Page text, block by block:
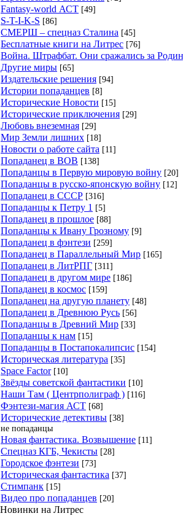
Fantasy-world АСТ [49]
S-T-I-K-S [86]
СМЕРШ – спецназ Сталина [45]
Бесплатные книги на Литрес [76]
Война. Штрафбат. Они сражались за
Другие миры [65]
Издательские решения [94]
Истории попаданцев [8]
Исторические Новости [15]
Исторические приключения [29]
Любовь внеземная [29]
Мир Земли лишних [18]
Новости о работе сайта [11]
Попаданец в ВОВ [138]
Попаданцы в Первую мировую войну [20]
Попаданцы в русско-японскую войну [12]
Попаданец в СССР [316]
Попаданцы к Петру 1 [5]
Попаданец в прошлое [88]
Попаданцы к Ивану Грозному [9]
Попаданец в фэнтези [259]
Попаданец в Параллельный Мир [165]
Попаданец в ЛитРПГ [311]
Попаданец в другом мире [186]
Попаданец в космос [159]
Попаданец на другую планету [48]
Попаданец в Древнюю Русь [56]
Попаданцы в Древний Мир [33]
Попаданцы к нам [15]
Попаданцы в Постапокалипсис [154]
Историческая литература [35]
Space Factor [10]
Звёзды советской фантастики [10]
Наши Там ( Центрполиграф ) [116]
Фэнтези-магия АСТ [68]
Исторические детективы [38]
не попаданцы
Новая фантастика. Возвышение [11]
Спецназ КГБ, Чекисты [28]
Городское фэнтези [73]
Историческая фантастика [37]
Стимпанк [15]
Видео про попаданцев [20]
Новинки на Литрес